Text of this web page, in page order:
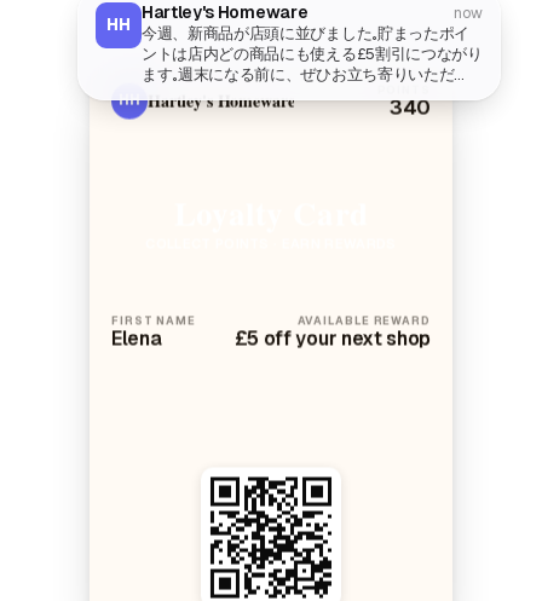
HH
Hartley's Homeware now
今週、新商品が店頭に並びました。貯まったポイ
ントは店内どの商品にも使える£5割引につながり
ます。週末になる前に、ぜひお立ち寄りいただ
HH Hartley's Homeware 340
FIRST NAME
Elena
AVAILABLE REWARD
£5 off your next shop